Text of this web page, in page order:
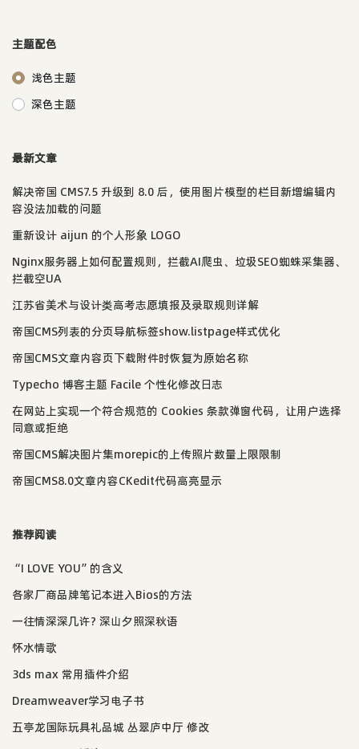
主题配色
浅色主题
深色主题
最新文章
解决帝国 CMS7.5 升级到 8.0 后，使用图片模型的栏目新增编辑内
容没法加载的问题
重新设计 aijun 的个人形象 LOGO
Nginx服务器上如何配置规则，拦截AI爬虫、垃圾SEO蜘蛛采集器、
拦截空UA
江苏省美术与设计类高考志愿填报及录取规则详解
帝国CMS列表的分页导航标签show.listpage样式优化
帝国CMS文章内容页下载附件时恢复为原始名称
Typecho 博客主题 Facile 个性化修改日志
在网站上实现一个符合规范的 Cookies 条款弹窗代码，让用户选择
同意或拒绝
帝国CMS解决图片集morepic的上传照片数量上限限制
帝国CMS8.0文章内容CKedit代码高亮显示
推荐阅读
“I LOVE YOU”的含义
各家厂商品牌笔记本进入Bios的方法
一往情深深几许? 深山夕照深秋语
怀水情歌
3ds max 常用插件介绍
Dreamweaver学习电子书
五亭龙国际玩具礼品城 丛翠庐中厅 修改